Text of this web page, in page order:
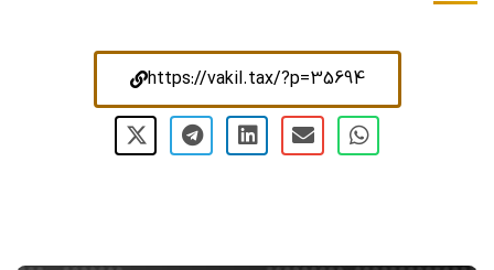
https://vakil.tax/?p=35694